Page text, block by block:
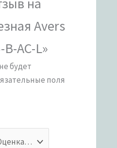
Avers
AC-L»
будет
поля